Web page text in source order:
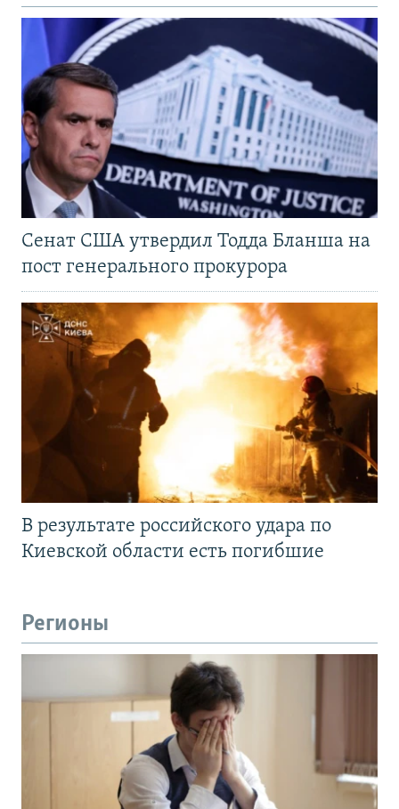
Сенат США утвердил Тодда Бланша на
пост генерального прокурора
В результате российского удара по
Киевской области есть погибшие
Регионы